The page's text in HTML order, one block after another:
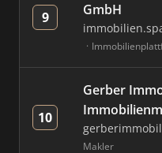
9
GmbH
10
Gerber
Makler